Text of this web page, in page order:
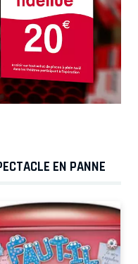
EN PANNE